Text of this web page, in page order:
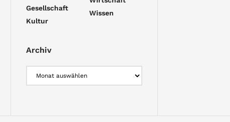
Gesellschaft
Kultur
Wissen
Archiv